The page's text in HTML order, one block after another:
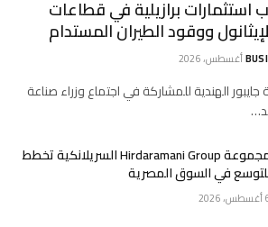
برازيلية في قطاعات
ووقود الطيران المستدام
الهندية للمشاركة في اجتماع وزراء صناعة
مجموعة Hirdaramani Group السريلانكية تخطط
في السوق المصرية
2026